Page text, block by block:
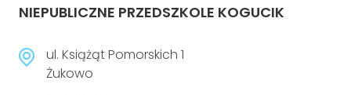
NIEPUBLICZNE PRZEDSZKOLE KOGUCIK
ul. Książąt Pomorskich 1
Żukowo